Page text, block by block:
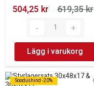
504,25 kr‎
619,35 kr‎
Lägg i varukorg
Soodushind -20%
Soodushind -20%